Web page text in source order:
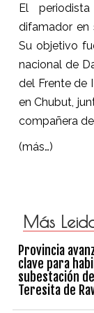
El
difamador en
Su objetivo
nacional de
del Frente de
en Chubut,
compañera
(más…)
Más
Provincia
clave para
subestación
Teresita de